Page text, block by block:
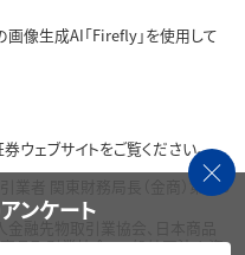
像生成AI「Firefly」を使用して
ウェブサイトをご覧ください。
業者 関東財務局長（金商）第195
金融先物取引業協会、日本商品
品取引業協会、一般社団法人資
ンケート